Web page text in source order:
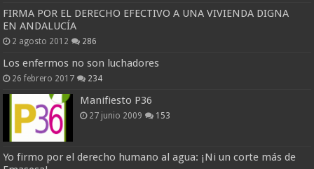
FIRMA POR EL DERECHO EFECTIVO A UNA VIVIENDA DIGNA
EN ANDALUCÍA
2 agosto 2012 286
Los enfermos no son luchadores
26 febrero 2017 234
Manifiesto P36
27 junio 2009 153
Yo firmo por el derecho humano al agua: ¡Ni un corte más de